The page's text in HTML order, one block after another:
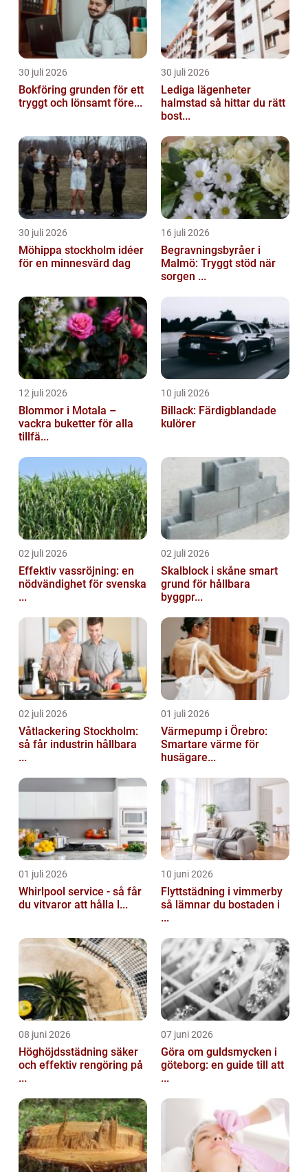
30 juli 2026
Bokföring grunden för ett
tryggt och lönsamt före...
30 juli 2026
Lediga lägenheter
halmstad så hittar du rätt
bost...
30 juli 2026
Möhippa stockholm idéer
för en minnesvärd dag
16 juli 2026
Begravningsbyråer i
Malmö: Tryggt stöd när
sorgen ...
12 juli 2026
Blommor i Motala –
vackra buketter för alla
tillfä...
10 juli 2026
Billack: Färdigblandade
kulörer
02 juli 2026
Effektiv vassröjning: en
nödvändighet för svenska
...
02 juli 2026
Skalblock i skåne smart
grund för hållbara
byggpr...
02 juli 2026
Våtlackering Stockholm:
så får industrin hållbara
...
01 juli 2026
Värmepump i Örebro:
Smartare värme för
husägare...
01 juli 2026
Whirlpool service - så får
du vitvaror att hålla l...
10 juni 2026
Flyttstädning i vimmerby
så lämnar du bostaden i
...
08 juni 2026
Höghöjdsstädning säker
och effektiv rengöring på
...
07 juni 2026
Göra om guldsmycken i
göteborg: en guide till att
...